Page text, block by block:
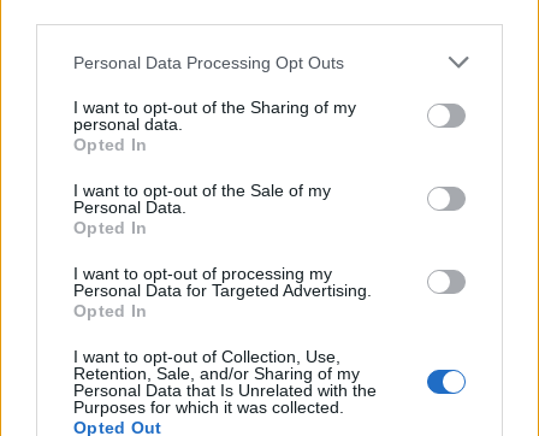
Personal Data Processing Opt Outs
I want to opt-out of the Sharing of my
personal data.
Opted In
I want to opt-out of the Sale of my
Personal Data.
Opted In
I want to opt-out of processing my
Personal Data for Targeted Advertising.
Opted In
I want to opt-out of Collection, Use,
Retention, Sale, and/or Sharing of my
Personal Data that Is Unrelated with the
Purposes for which it was collected.
Opted Out
Kela voi leikata tukia
ulkomaanmatkan vuoksi
3